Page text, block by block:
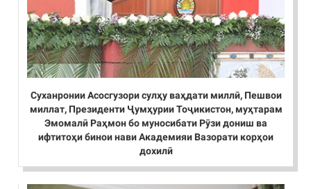
Суханронии Асосгузори сулҳу ваҳдати миллӣ, Пешвои
миллат, Президенти Ҷумҳурии Тоҷикистон, муҳтарам
Эмомалӣ Раҳмон бо муносибати Рӯзи дониш ва
ифтитоҳи бинои нави Академияи Вазорати корҳои
дохилӣ